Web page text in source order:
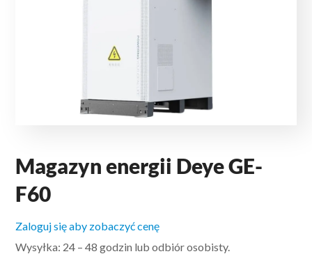
Magazyn energii Deye GE-
F60
Zaloguj się aby zobaczyć cenę
Wysyłka: 24 – 48 godzin lub odbiór osobisty.